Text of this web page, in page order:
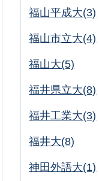
福山平成大(3)
福山市立大(4)
福山大(5)
福井県立大(8)
福井工業大(3)
福井大(8)
神田外語大(1)